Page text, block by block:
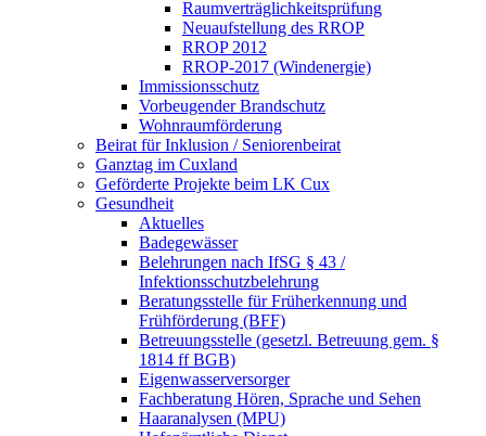
Raumverträglichkeitsprüfung
Neuaufstellung des RROP
RROP 2012
RROP-2017 (Windenergie)
Immissionsschutz
Vorbeugender Brandschutz
Wohnraumförderung
Beirat für Inklusion / Seniorenbeirat
Ganztag im Cuxland
Geförderte Projekte beim LK Cux
Gesundheit
Aktuelles
Badegewässer
Belehrungen nach IfSG § 43 /
Infektionsschutzbelehrung
Beratungsstelle für Früherkennung und
Frühförderung (BFF)
Betreuungsstelle (gesetzl. Betreuung gem. §
1814 ff BGB)
Eigenwasserversorger
Fachberatung Hören, Sprache und Sehen
Haaranalysen (MPU)